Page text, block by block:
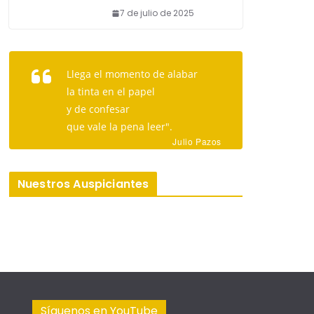
7 de julio de 2025
Llega el momento de alabar
la tinta en el papel
y de confesar
que vale la pena leer".
Julio Pazos
Nuestros Auspiciantes